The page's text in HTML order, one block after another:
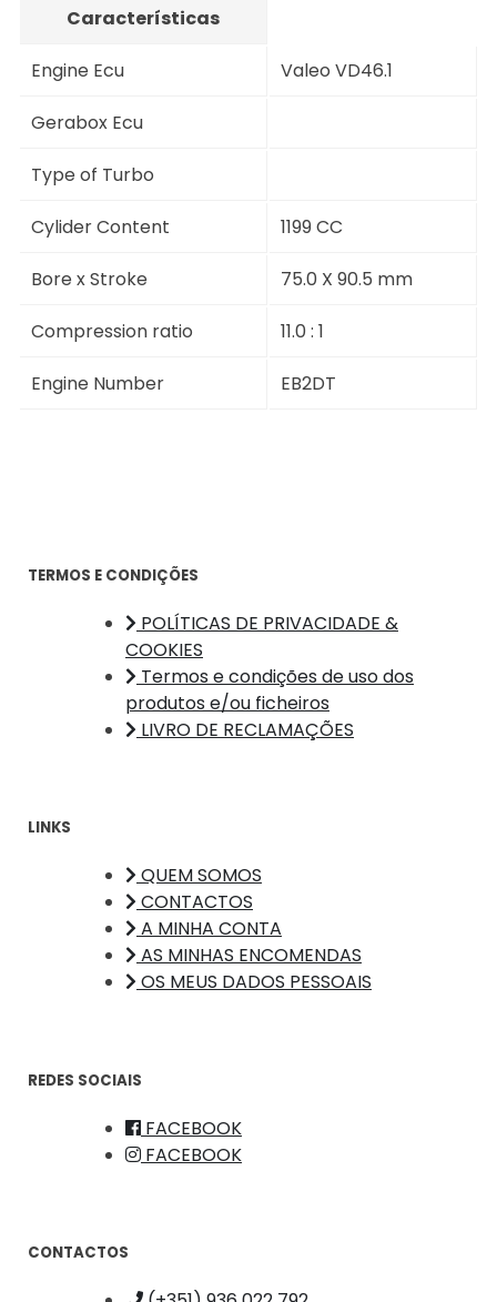
Características
Engine Ecu Valeo VD46.1
Gerabox Ecu
Type of Turbo
Cylider Content 1199 CC
Bore x Stroke 75.0 X 90.5 mm
Compression ratio 11.0 : 1
Engine Number EB2DT
TERMOS E CONDIÇÕES
POLÍTICAS DE PRIVACIDADE &
COOKIES
Termos e condições de uso dos
produtos e/ou ficheiros
LIVRO DE RECLAMAÇÕES
LINKS
QUEM SOMOS
CONTACTOS
A MINHA CONTA
AS MINHAS ENCOMENDAS
OS MEUS DADOS PESSOAIS
REDES SOCIAIS
FACEBOOK
FACEBOOK
CONTACTOS